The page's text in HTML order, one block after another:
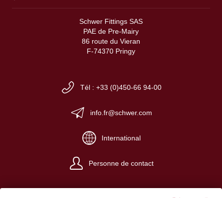
Schwer Fittings SAS
PAE de Pre-Mairy
86 route du Vieran
F-74370 Pringy
Tél : +33 (0)450-66 94-00
info.fr@schwer.com
International
Personne de contact